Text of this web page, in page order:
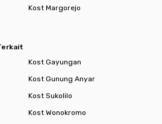
Kost Margorejo
Kost Gayungan
Kost Gunung Anyar
Kost Sukolilo
Kost Wonokromo